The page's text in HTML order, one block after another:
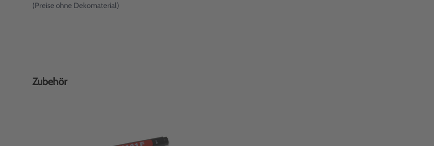
(Preise ohne Dekomaterial)
Zubehör